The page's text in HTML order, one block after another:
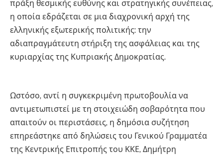
πράξη θεσμικής ευθύνης και στρατηγικής συνέπειας,
η οποία εδράζεται σε μια διαχρονική αρχή της
ελληνικής εξωτερικής πολιτικής: την
αδιαπραγμάτευτη στήριξη της ασφάλειας και της
κυριαρχίας της Κυπριακής Δημοκρατίας.
Ωστόσο, αντί η συγκεκριμένη πρωτοβουλία να
αντιμετωπιστεί με τη στοιχειώδη σοβαρότητα που
απαιτούν οι περιστάσεις, η δημόσια συζήτηση
επηρεάστηκε από δηλώσεις του Γενικού Γραμματέα
της Κεντρικής Επιτροπής του ΚΚΕ, Δημήτρη